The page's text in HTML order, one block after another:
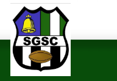
Panneau de gestion des cookies